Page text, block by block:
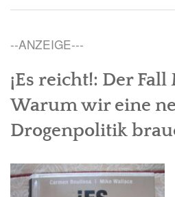
--ANZEIGE---
¡Es reicht!: Der
Warum wir eine
Drogenpolitik